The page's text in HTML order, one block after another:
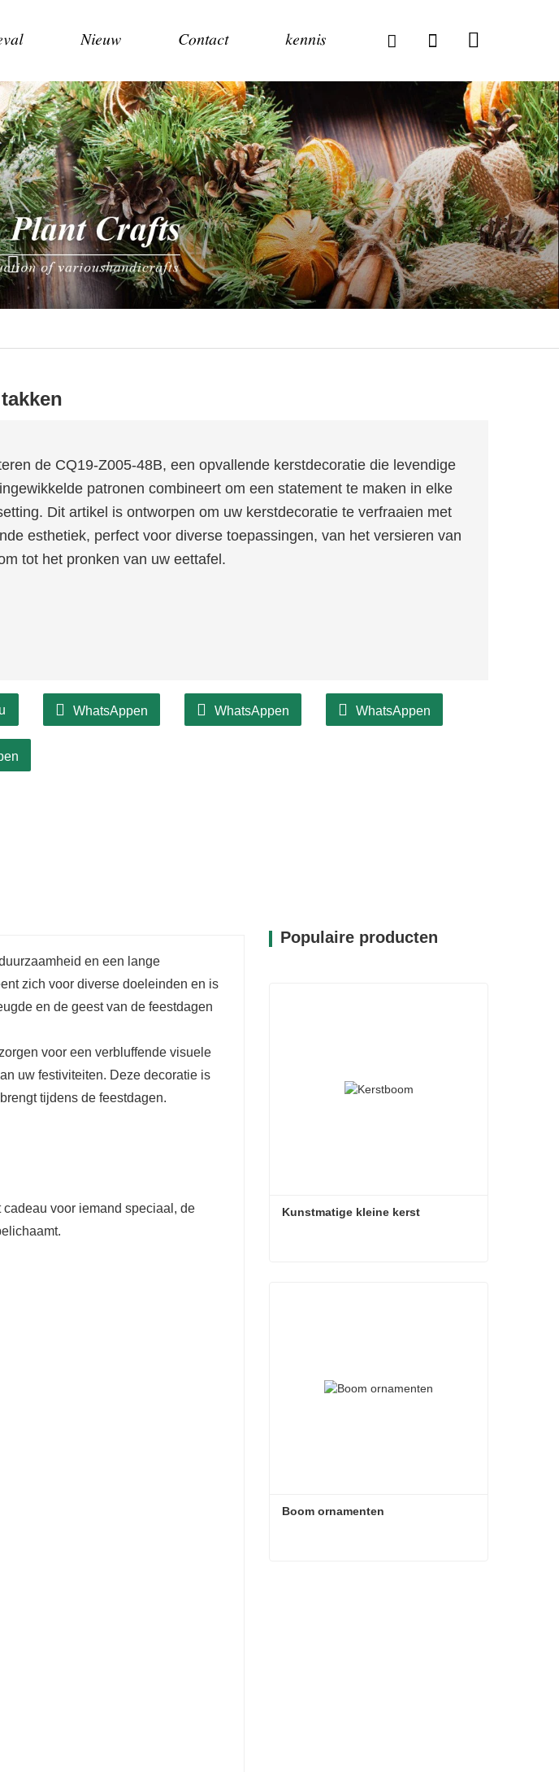
Nieuw Contact kennis
de CQ19-Z005-48B, een opvallende kerstdecoratie die levendige
patronen combineert om een ​​statement te maken in elke
Dit artikel is ontworpen om uw kerstdecoratie te verfraaien met
esthetiek, perfect voor diverse toepassingen, van het versieren van
tot het pronken van uw eettafel.
WhatsAppen WhatsAppen WhatsAppen
en een lange
zich voor diverse doeleinden en is
en de geest van de feestdagen
voor een verbluffende visuele
uw festiviteiten. Deze decoratie is
tijdens de feestdagen.
voor iemand speciaal, de
Populaire producten
Kunstmatige kleine kerst
Boom ornamenten